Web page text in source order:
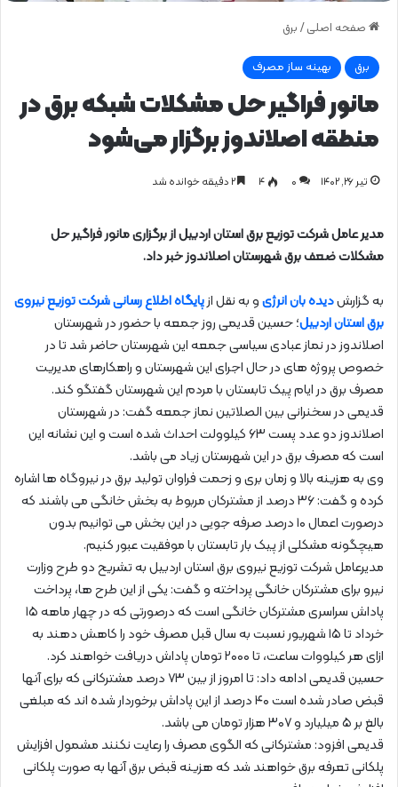
صفحه اصلی / برق
برق بهینه ساز مصرف
مانور فراگیر حل مشکلات شبکه برق در
منطقه اصلاندوز برگزار می‌شود
تیر ۲۶, ۱۴۰۲ 0 ۴
مدیر عامل شرکت توزیع برق استان اردبیل از برگزاری مانور فراگیر حل
مشکلات ضعف برق شهرستان اصلاندوز خبر داد.
به گزارشدیده بان انرژیو به نقل ازپایگاه اطلاع رسانی شرکت توزیع نیروی
برق استان اردبیل؛ حسین قدیمی روز جمعه با حضور در شهرستان
اصلاندوز در نماز عبادی سیاسی جمعه این شهرستان حاضر شد تا در
خصوص پروژه های در حال اجرای این شهرستان و راهکارهای مدیریت
مصرف برق در ایام پیک تابستان با مردم این شهرستان گفتگو کند.
قدیمی در سخنرانی بین الصلاتین نماز جمعه گفت: در شهرستان
اصلاندوز دو عدد پست ۶۳ کیلوولت احداث شده است و این نشانه این
است که مصرف برق در این شهرستان زیاد می باشد.
وی به هزینه بالا و زمان بری و زحمت فراوان تولید برق در نیروگاه ها اشاره
کرده و گفت: ۳۶ درصد از مشترکان مربوط به بخش خانگی می باشند که
درصورت اعمال ۱۰ درصد صرفه جویی در این بخش می توانیم بدون
هیچگونه مشکلی از پیک بار تابستان با موفقیت عبور کنیم.
مدیرعامل شرکت توزیع نیروی برق استان اردبیل به تشریح دو طرح وزارت
نیرو برای مشترکان خانگی پرداخته و گفت: یکی از این طرح ها، پرداخت
پاداش سراسری مشترکان خانگی است که درصورتی که در چهار ماهه ۱۵
خرداد تا ۱۵ شهریور نسبت به سال قبل مصرف خود را کاهش دهند به
ازای هر کیلووات ساعت، تا ۲۰۰۰ تومان پاداش دریافت خواهند کرد.
حسین قدیمی ادامه داد: تا امروز از بین ۷۳ درصد مشترکانی که برای آنها
قبض صادر شده است ۴۰ درصد از این پاداش برخوردار شده اند که مبلغی
بالغ بر ۵ میلیارد و ۳۰۷ هزار تومان می باشد.
قدیمی افزود: مشترکانی که الگوی مصرف را رعایت نکنند مشمول افزایش
پلکانی تعرفه برق خواهند شد که هزینه قبض برق آنها به صورت پلکانی